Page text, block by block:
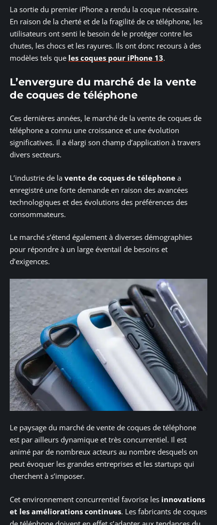
La sortie du premier iPhone a rendu la coque nécessaire.
En raison de la cherté et de la fragilité de ce téléphone, les
utilisateurs ont senti le besoin de le protéger contre les
chutes, les chocs et les rayures. Ils ont donc recours à des
modèles tels que les coques pour iPhone 13.
L’envergure du marché de la vente
de coques de téléphone
Ces dernières années, le marché de la vente de coques de
téléphone a connu une croissance et une évolution
significatives. Il a élargi son champ d’application à travers
divers secteurs.
L’industrie de la vente de coques de téléphone a
enregistré une forte demande en raison des avancées
technologiques et des évolutions des préférences des
consommateurs.
Le marché s’étend également à diverses démographies
pour répondre à un large éventail de besoins et
d’exigences.
Le paysage du marché de vente de coques de téléphone
est par ailleurs dynamique et très concurrentiel. Il est
animé par de nombreux acteurs au nombre desquels on
peut évoquer les grandes entreprises et les startups qui
cherchent à s’imposer.
Cet environnement concurrentiel favorise les innovations
et les améliorations continues. Les fabricants de coques